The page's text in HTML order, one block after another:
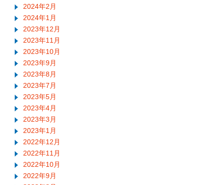
2024年2月
2024年1月
2023年12月
2023年11月
2023年10月
2023年9月
2023年8月
2023年7月
2023年5月
2023年4月
2023年3月
2023年1月
2022年12月
2022年11月
2022年10月
2022年9月